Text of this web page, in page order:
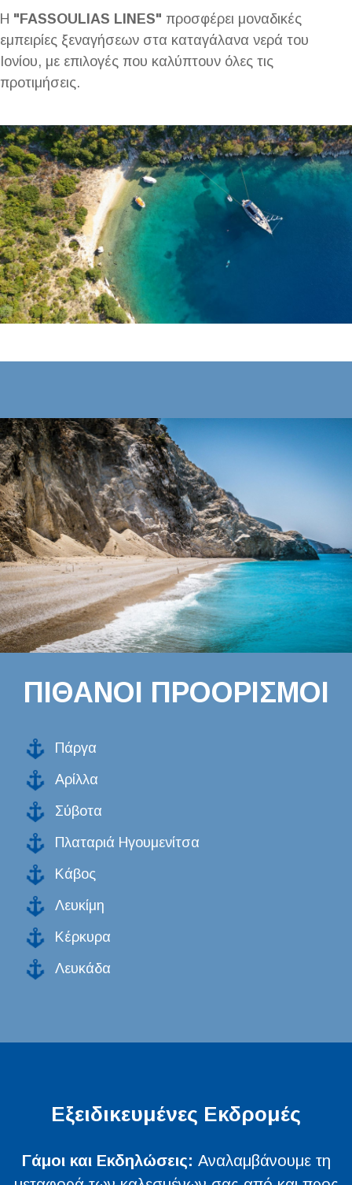
Η "FASSOULIAS LINES" προσφέρει μοναδικές
εμπειρίες ξεναγήσεων στα καταγάλανα νερά του
Ιονίου, με επιλογές που καλύπτουν όλες τις
προτιμήσεις.
ΠΙΘΑΝΟΙ ΠΡΟΟΡΙΣΜΟΙ
Πάργα
Αρίλλα
Σύβοτα
Πλαταριά Ηγουμενίτσα
Κάβος
Λευκίμη
Κέρκυρα
Λευκάδα
Εξειδικευμένες Εκδρομές
Γάμοι και Εκδηλώσεις: Αναλαμβάνουμε τη